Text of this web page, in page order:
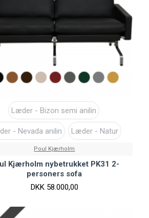
Læder - Bizon semi anilin
- Nevada anilin Læder - Natur
Poul Kjærholm
Kjærholm nybetrukket PK31 2-
personers sofa
DKK 58.000,00